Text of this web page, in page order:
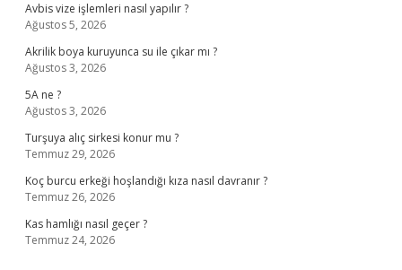
Avbis vize işlemleri nasıl yapılır ?
Ağustos 5, 2026
Akrilik boya kuruyunca su ile çıkar mı ?
Ağustos 3, 2026
5A ne ?
Ağustos 3, 2026
Turşuya alıç sirkesi konur mu ?
Temmuz 29, 2026
Koç burcu erkeği hoşlandığı kıza nasıl davranır ?
Temmuz 26, 2026
Kas hamlığı nasıl geçer ?
Temmuz 24, 2026